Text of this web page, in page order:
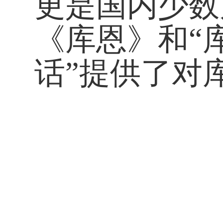
《库恩》和
话”提供了对